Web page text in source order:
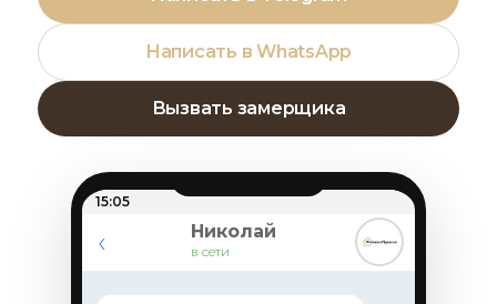
Написать в WhatsApp
Вызвать замерщика
15:05
‹ Николай
в сети